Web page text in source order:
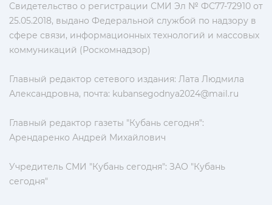
Свидетельство о регистрации СМИ Эл № ФС77-72910 от
25.05.2018, выдано Федеральной службой по надзору в
сфере связи, информационных технологий и массовых
коммуникаций (Роскомнадзор)
Главный редактор сетевого издания: Лата Людмила
Александровна, почта: kubansegodnya2024@mail.ru
Главный редактор газеты "Кубань сегодня":
Арендаренко Андрей Михайлович
Учредитель СМИ "Кубань сегодня": ЗАО "Кубань
сегодня"